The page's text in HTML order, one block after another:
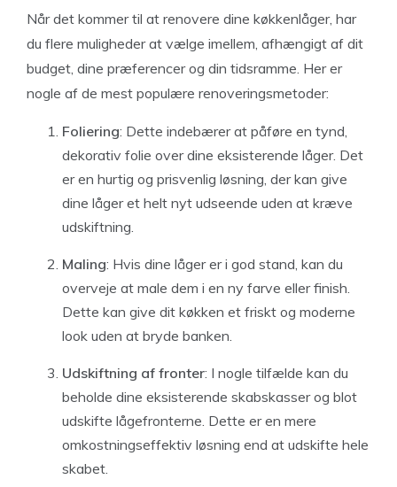
Når det kommer til at renovere dine køkkenlåger, har
du flere muligheder at vælge imellem, afhængigt af dit
budget, dine præferencer og din tidsramme. Her er
nogle af de mest populære renoveringsmetoder:
Foliering: Dette indebærer at påføre en tynd,
dekorativ folie over dine eksisterende låger. Det
er en hurtig og prisvenlig løsning, der kan give
dine låger et helt nyt udseende uden at kræve
udskiftning.
Maling: Hvis dine låger er i god stand, kan du
overveje at male dem i en ny farve eller finish.
Dette kan give dit køkken et friskt og moderne
look uden at bryde banken.
Udskiftning af fronter: I nogle tilfælde kan du
beholde dine eksisterende skabskasser og blot
udskifte lågefronterne. Dette er en mere
omkostningseffektiv løsning end at udskifte hele
skabet.